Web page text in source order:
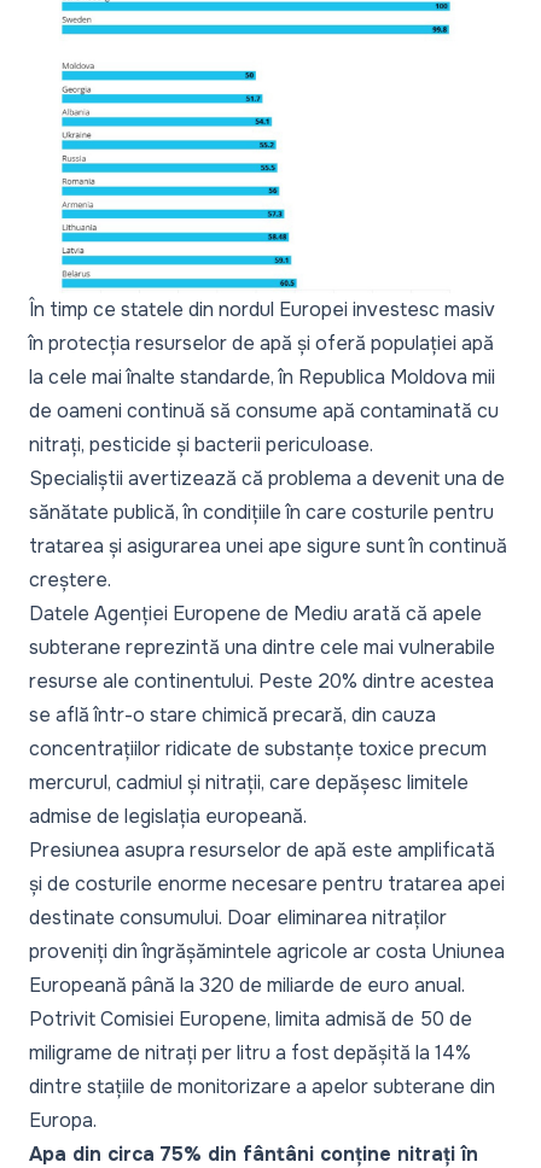
În timp ce statele din nordul Europei investesc masiv
în protecția resurselor de apă și oferă populației apă
la cele mai înalte standarde, în Republica Moldova mii
de oameni continuă să consume apă contaminată cu
nitrați, pesticide și bacterii periculoase.
Specialiștii avertizează că problema a devenit una de
sănătate publică, în condițiile în care costurile pentru
tratarea și asigurarea unei ape sigure sunt în continuă
creștere.
Datele Agenției Europene de Mediu arată că apele
subterane reprezintă una dintre cele mai vulnerabile
resurse ale continentului. Peste 20% dintre acestea
se află într-o stare chimică precară, din cauza
concentrațiilor ridicate de substanțe toxice precum
mercurul, cadmiul și nitrații, care depășesc limitele
admise de legislația europeană.
Presiunea asupra resurselor de apă este amplificată
și de costurile enorme necesare pentru tratarea apei
destinate consumului. Doar eliminarea nitraților
proveniți din îngrășămintele agricole ar costa Uniunea
Europeană până la 320 de miliarde de euro anual.
Potrivit Comisiei Europene, limita admisă de 50 de
miligrame de nitrați per litru a fost depășită la 14%
dintre stațiile de monitorizare a apelor subterane din
Europa.
Apa din circa 75% din fântâni conține nitrați în